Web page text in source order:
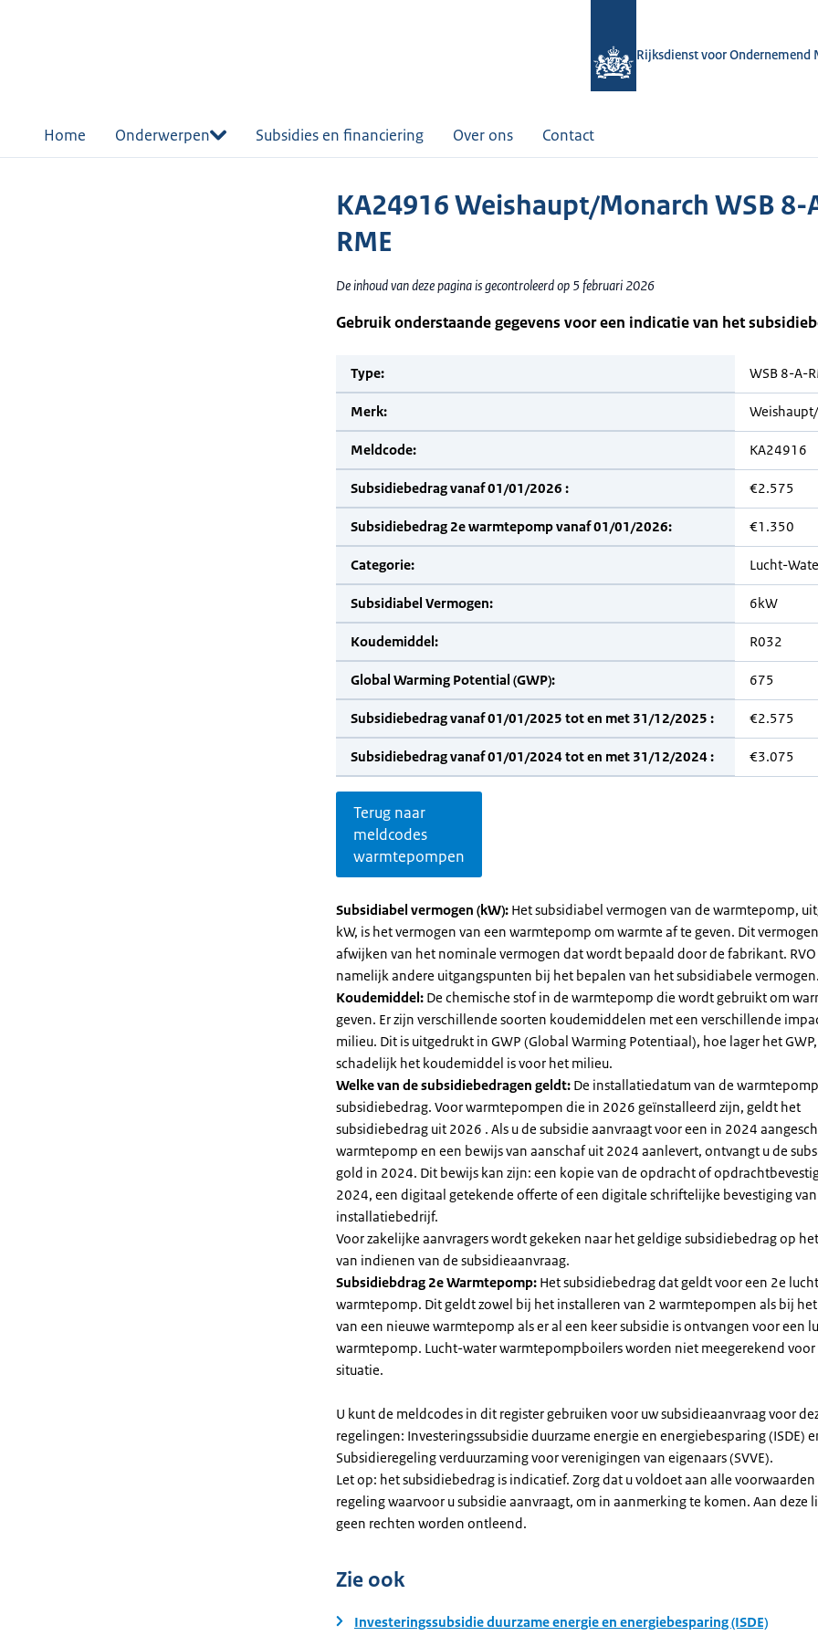
Rijksdienst voor Ondernemend
Home Onderwerpen Subsidies en financiering Over ons Contact
KA24916 Weishaupt/Monarch WSB 8-
RME
De inhoud van deze pagina is gecontroleerd op 5 februari 2026
Gebruik onderstaande gegevens voor een indicatie van het
Type: WSB 8-A-
Merk:
Meldcode: KA24916
Subsidiebedrag vanaf 01/01/2026 : €2.575
Subsidiebedrag 2e warmtepomp vanaf 01/01/2026: €1.350
Categorie: Lucht-
Subsidiabel Vermogen: 6kW
Koudemiddel: R032
Global Warming Potential (GWP): 675
Subsidiebedrag vanaf 01/01/2025 tot en met 31/12/2025 : €2.575
Subsidiebedrag vanaf 01/01/2024 tot en met 31/12/2024 : €3.075
Terug naar
meldcodes
warmtepompen
Subsidiabel vermogen (kW): Het subsidiabel vermogen van de warmtepomp,
kW, is het vermogen van een warmtepomp om warmte af te geven. Dit
afwijken van het nominale vermogen dat wordt bepaald door de fabrikant.
namelijk andere uitgangspunten bij het bepalen van het subsidiabele vermogen.
Koudemiddel: De chemische stof in de warmtepomp die wordt gebruikt om
geven. Er zijn verschillende soorten koudemiddelen met een verschillende
milieu. Dit is uitgedrukt in GWP (Global Warming Potentiaal), hoe lager het
schadelijk het koudemiddel is voor het milieu.
Welke van de subsidiebedragen geldt: De installatiedatum van de
subsidiebedrag. Voor warmtepompen die in 2026 geïnstalleerd zijn, geldt het
subsidiebedrag uit 2026 . Als u de subsidie aanvraagt voor een in 2024
warmtepomp en een bewijs van aanschaf uit 2024 aanlevert, ontvangt u de
gold in 2024. Dit bewijs kan zijn: een kopie van de opdracht of
2024, een digitaal getekende offerte of een digitale schriftelijke bevestiging
installatiebedrijf.
Voor zakelijke aanvragers wordt gekeken naar het geldige subsidiebedrag op
van indienen van de subsidieaanvraag.
Subsidiebdrag 2e Warmtepomp: Het subsidiebedrag dat geldt voor een 2e
warmtepomp. Dit geldt zowel bij het installeren van 2 warmtepompen als bij
van een nieuwe warmtepomp als er al een keer subsidie is ontvangen voor een
warmtepomp. Lucht-water warmtepompboilers worden niet meegerekend voor
situatie.
U kunt de meldcodes in dit register gebruiken voor uw subsidieaanvraag voor
regelingen: Investeringssubsidie duurzame energie en energiebesparing (ISDE)
Subsidieregeling verduurzaming voor verenigingen van eigenaars (SVVE).
Let op: het subsidiebedrag is indicatief. Zorg dat u voldoet aan alle voorwaarden
regeling waarvoor u subsidie aanvraagt, om in aanmerking te komen. Aan deze
geen rechten worden ontleend.
Zie ook
Investeringssubsidie duurzame energie en energiebesparing (ISDE)